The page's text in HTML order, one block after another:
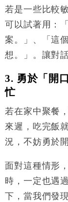
若是一些比較
可以試著用：
案。」、「這
想。」。讓對
3. 勇於「開
忙
若在家中聚餐
來遲，吃完飯
況，不妨勇於開
面對這種情形
時，一定也遇
下，當我們發